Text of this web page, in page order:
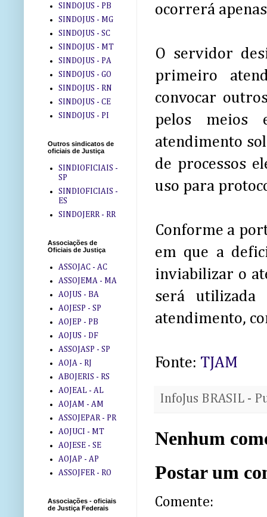
ocorrerá
O servidor
primeiro
convocar
pelos meios
atendimento
de processos
uso para
Conforme a
em que a
inviabilizar o
será utilizada
atendimento,
Fonte: TJAM
InfoJus BRASIL -
Nenhum
Postar um
Comente:
SINDOJUS - PB
SINDOJUS - MG
SINDOJUS - SC
SINDOJUS - MT
SINDOJUS - PA
SINDOJUS - GO
SINDOJUS - RN
SINDOJUS - CE
SINDOJUS - PI
Outros sindicatos de
oficiais de Justiça
SINDIOFICIAIS -
SP
SINDIOFICIAIS -
ES
SINDOJERR - RR
Associações de
Oficiais de Justiça
ASSOJAC - AC
ASSOJEMA - MA
AOJUS - BA
AOJESP - SP
AOJEP - PB
AOJUS - DF
ASSOJASP - SP
AOJA - RJ
ABOJERIS - RS
AOJEAL - AL
AOJAM - AM
ASSOJEPAR - PR
AOJUCI - MT
AOJESE - SE
AOJAP - AP
ASSOJFER - RO
Associações - oficiais
de Justiça Federais